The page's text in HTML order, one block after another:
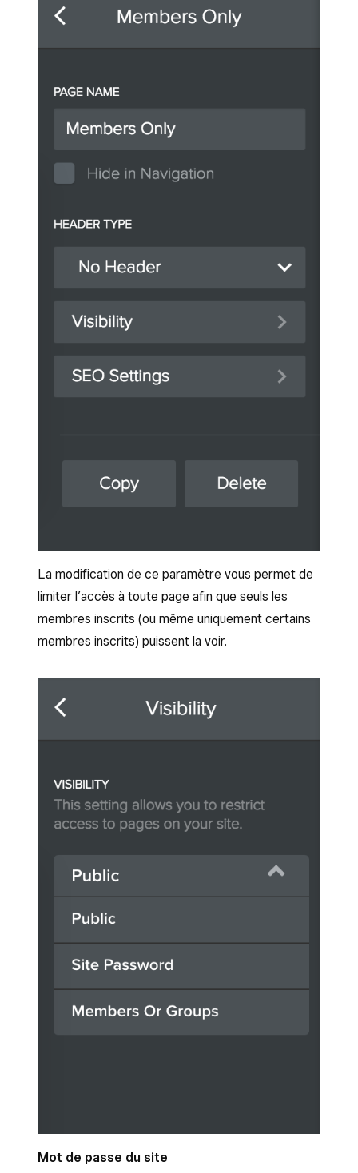
La modification de ce paramètre vous permet de
limiter l’accès à toute page afin que seuls les
membres inscrits (ou même uniquement certains
membres inscrits) puissent la voir.
Mot de passe du site